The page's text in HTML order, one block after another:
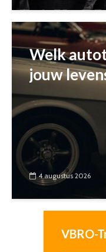
Welk
jouw
4 augustus 2026
VBRO-